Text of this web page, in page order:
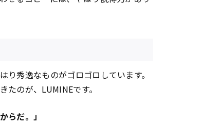
秀逸なものがゴロゴロしています。
のが、LUMINEです。
らだ。」